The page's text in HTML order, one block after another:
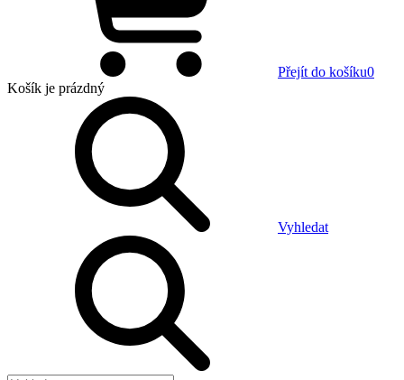
Přejít do košíku0
Košík je prázdný
Vyhledat